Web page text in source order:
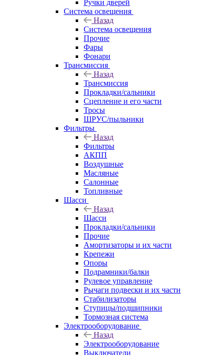
Ручки дверей
Система освещения
Назад
Система освещения
Прочие
Фары
Фонари
Трансмиссия
Назад
Трансмиссия
Прокладки/сальники
Сцепление и его части
Тросы
ШРУС/пыльники
Фильтры
Назад
Фильтры
АКПП
Воздушные
Масляные
Салонные
Топливные
Шасси
Назад
Шасси
Прокладки/сальники
Прочие
Амортизаторы и их части
Крепежи
Опоры
Подрамники/балки
Рулевое управление
Рычаги подвески и их части
Стабилизаторы
Ступицы/подшипники
Тормозная система
Электрооборудование
Назад
Электрооборудование
Выключатели